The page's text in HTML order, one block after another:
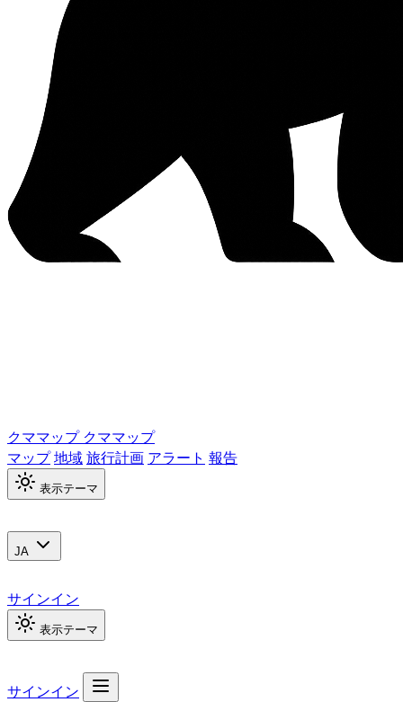
クママップ クママップ
マップ地域旅行計画 アラート 報告
表示テーマ
JA
サインイン
表示テーマ
サインイン